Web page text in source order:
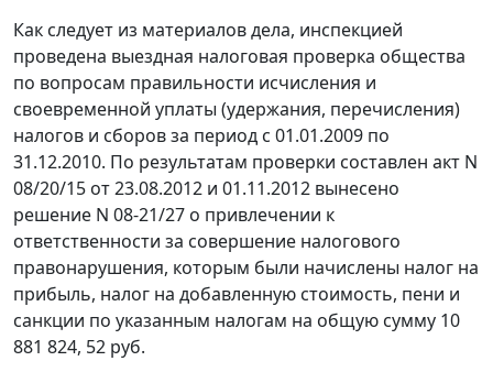
Как следует из материалов дела, инспекцией
проведена выездная налоговая проверка общества
по вопросам правильности исчисления и
своевременной уплаты (удержания, перечисления)
налогов и сборов за период с 01.01.2009 по
31.12.2010. По результатам проверки составлен акт N
08/20/15 от 23.08.2012 и 01.11.2012 вынесено
решение N 08-21/27 о привлечении к
ответственности за совершение налогового
правонарушения, которым были начислены налог на
прибыль, налог на добавленную стоимость, пени и
санкции по указанным налогам на общую сумму 10
881 824, 52 руб.